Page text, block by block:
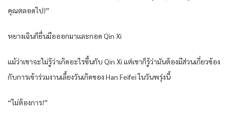
คุณตลอดไป!”
หยางเฉินก็ยื่นมือออกมาและกอด Qin Xi
แม้ว่าเขาจะไม่รู้ว่าเกิดอะไรขึ้นกับ Qin Xi แต่เขาก็รู้ว่ามันต้องมีส่วนเกี่ยวข้อง
กับการเข้าร่วมงานเลี้ยงวันเกิดของ Han Feifei ในวันพรุ่งนี้
“ไม่ต้องการ!”